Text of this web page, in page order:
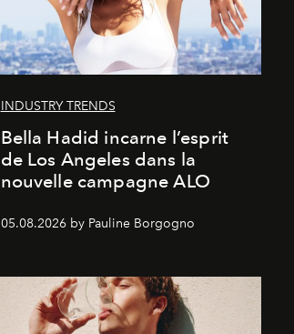
INDUSTRY TRENDS
Bella Hadid incarne l’esprit
de Los Angeles dans la
nouvelle campagne ALO
05.08.2026 by Pauline Borgogno